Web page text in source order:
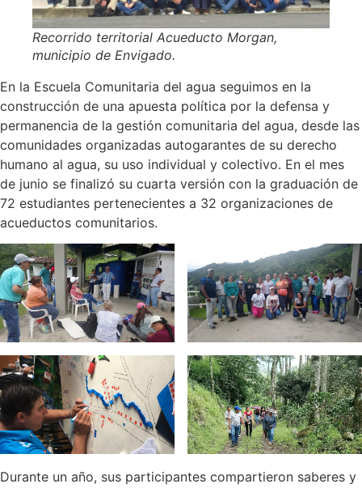
Recorrido territorial Acueducto Morgan,
municipio de Envigado.
En la Escuela Comunitaria del agua seguimos en la
construcción de una apuesta política por la defensa y
permanencia de la gestión comunitaria del agua, desde las
comunidades organizadas autogarantes de su derecho
humano al agua, su uso individual y colectivo. En el mes
de junio se finalizó su cuarta versión con la graduación de
72 estudiantes pertenecientes a 32 organizaciones de
acueductos comunitarios.
Durante un año, sus participantes compartieron saberes y